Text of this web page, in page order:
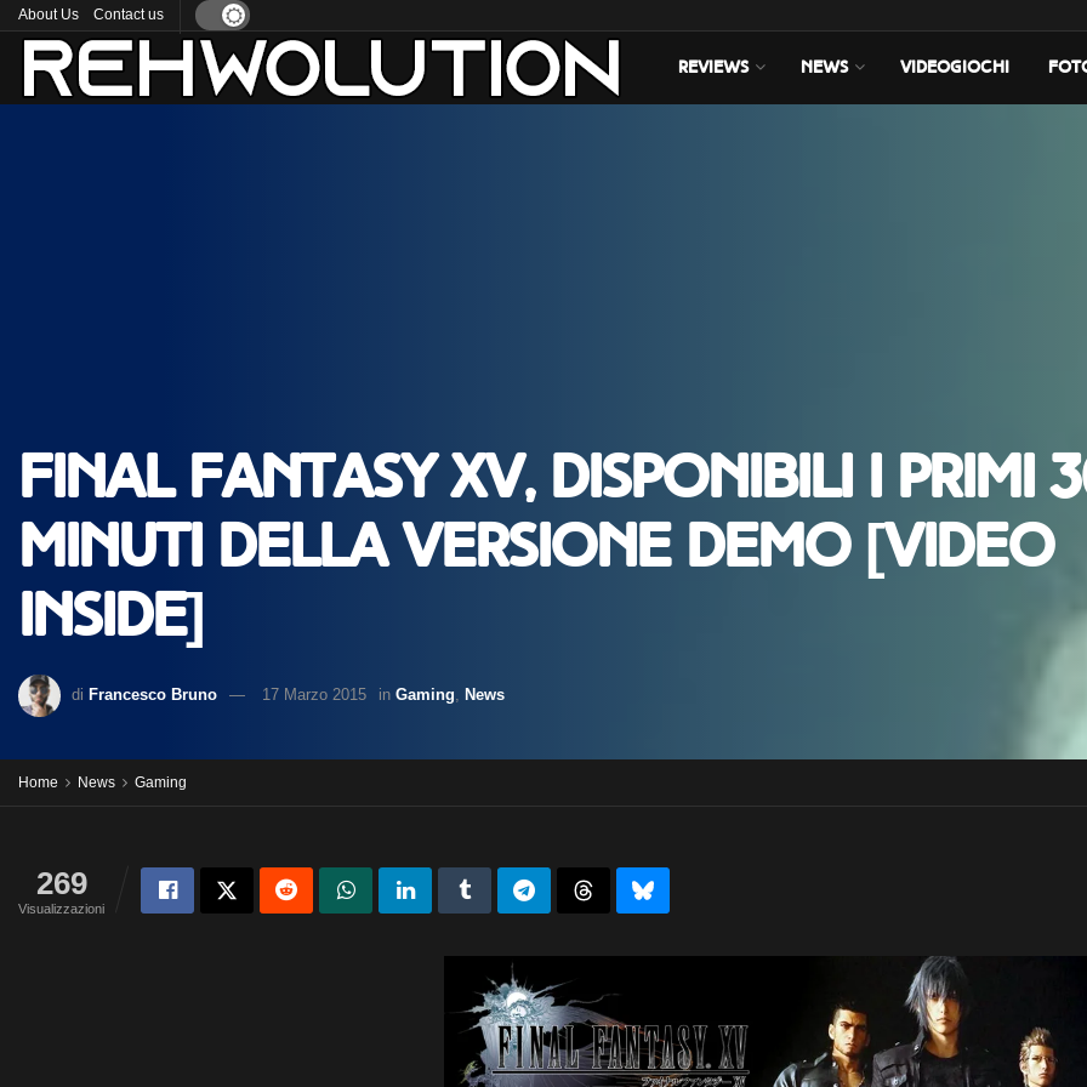
About Us Contact us
REVIEWS NEWS VIDEOGIOCHI
Final Fantasy XV, disponibili i primi
minuti della versione demo [video
inside]
di Francesco Bruno 17 Marzo 2015 in Gaming News
Home News Gaming
269
Visualizzazioni